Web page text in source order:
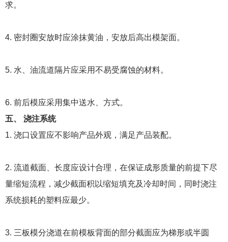
求。
4. 密封圈安放时应涂抹黄油，安放后高出模架面。
5. 水、油流道隔片应采用不易受腐蚀的材料。
6. 前后模应采用集中送水、方式。
五、 浇注系统
1. 浇口设置应不影响产品外观，满足产品装配。
2. 流道截面、长度应设计合理，在保证成形质量的前提下尽
量缩短流程，减少截面积以缩短填充及冷却时间，同时浇注
系统损耗的塑料应最少。
3. 三板模分浇道在前模板背面的部分截面应为梯形或半圆